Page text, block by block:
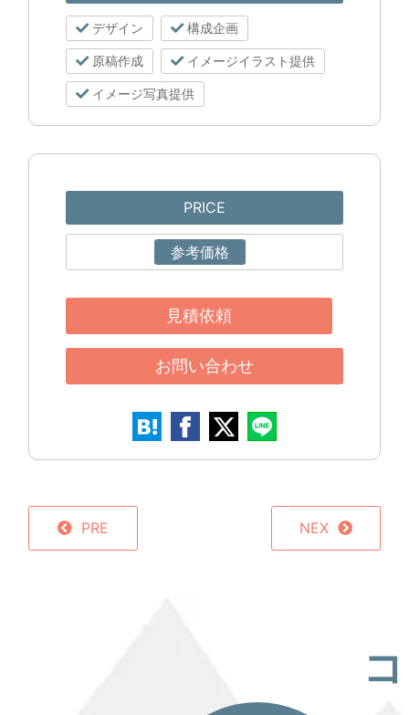
デザイン 構成企画
原稿作成 イメージイラスト提供
イメージ写真提供
PRICE
参考価格
見積依頼
お問い合わせ
PRE NEX